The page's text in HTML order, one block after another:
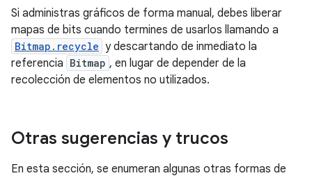
Si administras gráficos de forma manual, debes liberar
mapas de bits cuando termines de usarlos llamando a
Bitmap.recycle y descartando de inmediato la
referencia Bitmap , en lugar de depender de la
recolección de elementos no utilizados.
Otras sugerencias y trucos
En esta sección, se enumeran algunas otras formas de